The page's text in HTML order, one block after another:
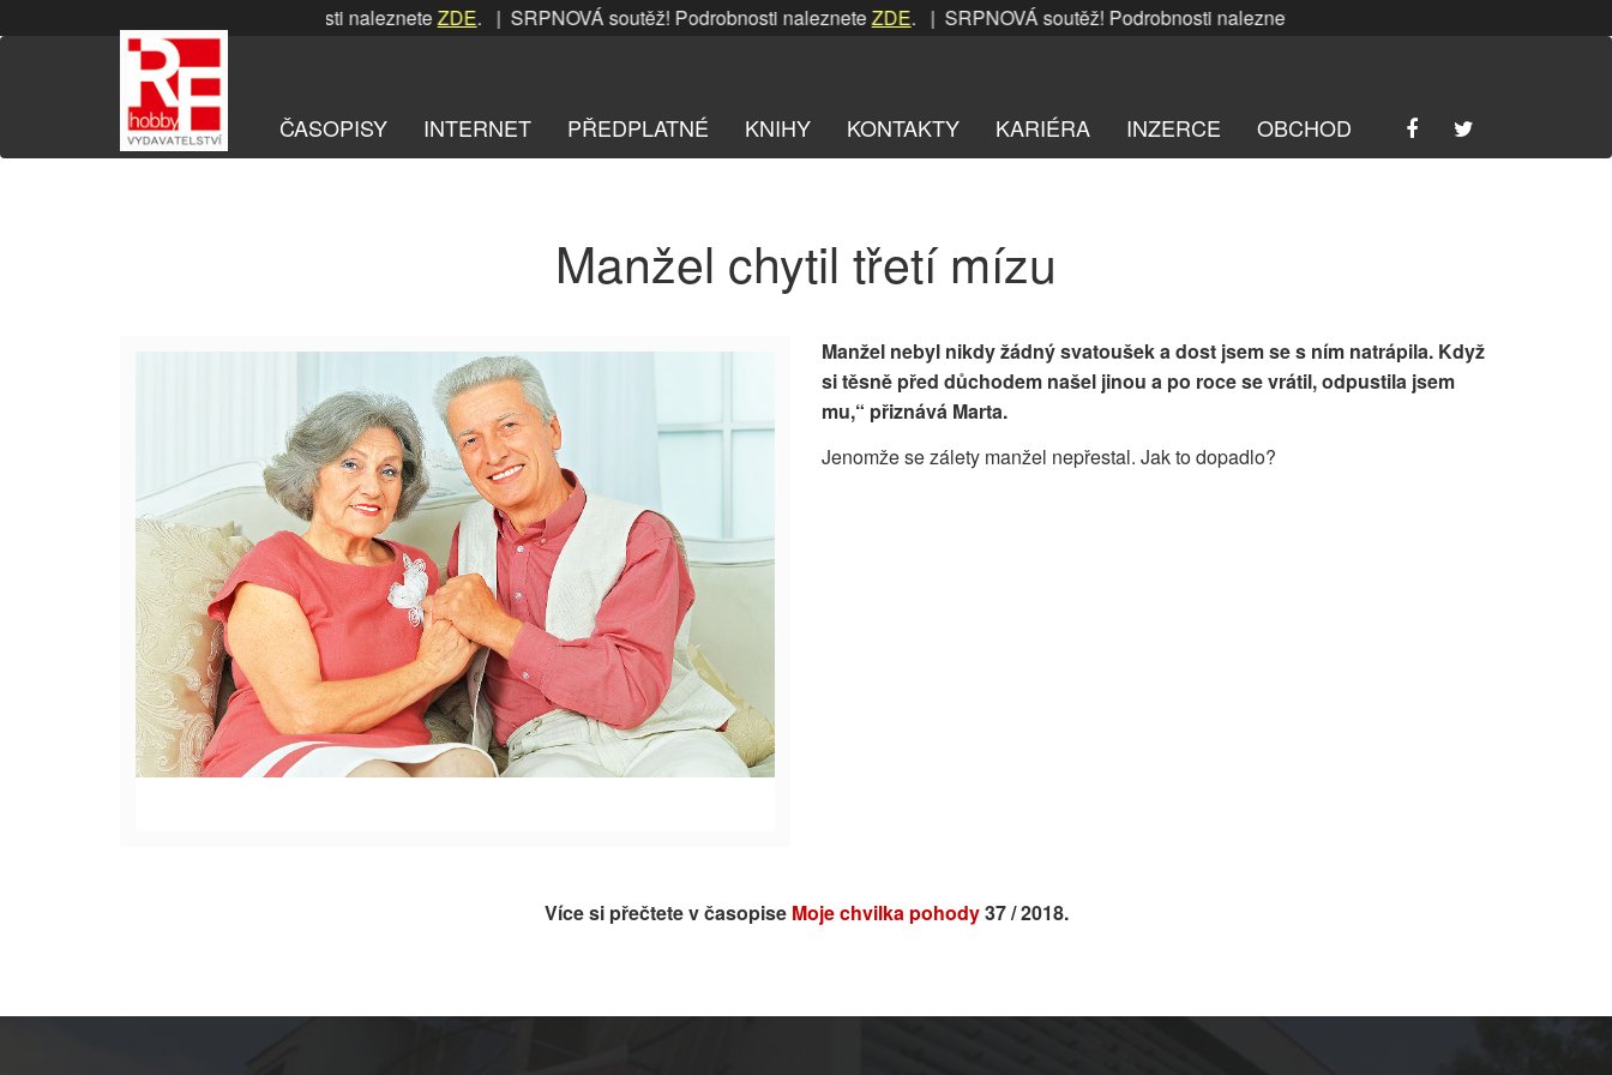
na
SRPNOVÁ soutěž! Podrobnosti nalezneteZDE. | SRPNOVÁ soutěž! Podrobnosti nalezneteZDE. | SRPNOVÁ soutěž! Podrobnosti nalezneteZDE
ČASOPISY INTERNET PŘEDPLATNÉ KNIHY KONTAKTY KARIÉRA INZERCE OBCHOD
Manžel chytil třetí mízu
Manžel nebyl nikdy žádný svatoušek a dost jsem se s ním natrápila. Když
si těsně před důchodem našel jinou a po roce se vrátil, odpustila jsem
mu,“ přiznává Marta.
Jenomže se zálety manžel nepřestal. Jak to dopadlo?
Více si přečtete v časopise Moje chvilka pohody37 / 2018.